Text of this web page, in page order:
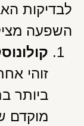
לבדיקות
השפעה
זוהי
ביותר
מוקדם